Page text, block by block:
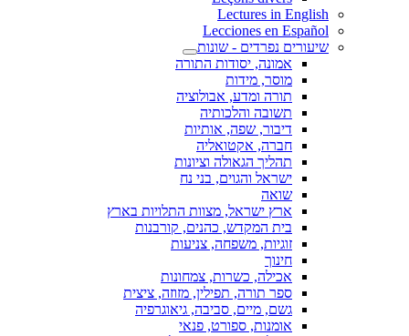
Lectures in English
Lecciones en Español
שיעורים נפרדים - שונות
אמונה, יסודות התורה
מוסר, מידות
תורה ומדע, אבולוציה
תשובה והלכותיה
דיבור, שפה, אותיות
חברה, אקטואליה
תהליך הגאולה וציונות
ישראל והגוים, בני נח
שואה
ארץ ישראל, מצוות התלויות בארץ
בית המקדש, כהנים, קורבנות
זוגיות, משפחה, צניעות
חינוך
אכילה, כשרות, צמחונות
ספר תורה, תפילין, מזוזה, ציצית
גשם, מיים, סביבה, גיאוגרפיה
אומנות, ספורט, פנאי